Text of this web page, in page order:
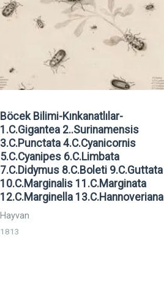
Böcek Bilimi-Kınkanatlılar-
1.C.Gigantea 2..Surinamensis
3.C.Punctata 4.C.Cyanicornis
5.C.Cyanipes 6.C.Limbata
7.C.Didymus 8.C.Boleti 9.C.Guttata
10.C.Marginalis 11.C.Marginata
12.C.Marginella 13.C.Hannoveriana
Hayvan
1813